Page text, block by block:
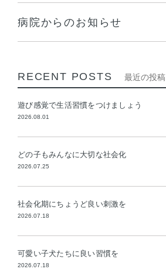
病院からのお知らせ
RECENT POSTS 最近の投稿
遊び感覚で生活習慣をつけましょう
2026.08.01
どの子もみんなに大切な社会化
2026.07.25
社会化期にちょうど良い刺激を
2026.07.18
可愛い子犬たちに良い習慣を
2026.07.18